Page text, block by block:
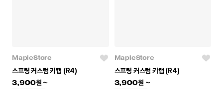
MapleStore
스프링 커스텀 키캡 (R4)
3,900
MapleStore
스프링 커스텀 키캡 (R4)
3,900